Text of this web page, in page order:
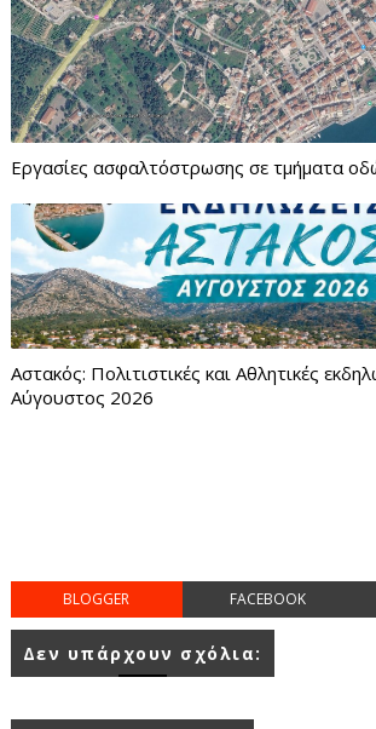
Εργασίες ασφαλτόστρωσης σε τμήματα
Αστακός: Πολιτιστικές και Αθλητικές
Αύγουστος 2026
BLOGGER FACEBOOK
Δεν υπάρχουν σχόλια: